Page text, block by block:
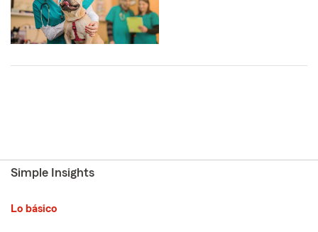
Simple Insights
Lo básico